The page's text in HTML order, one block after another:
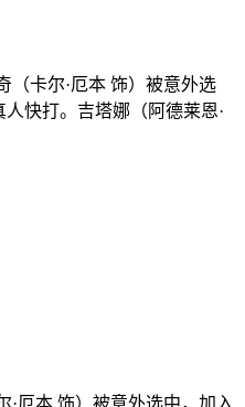
（卡尔·厄本 饰）被意外选
快打。吉塔娜（阿德莱恩·